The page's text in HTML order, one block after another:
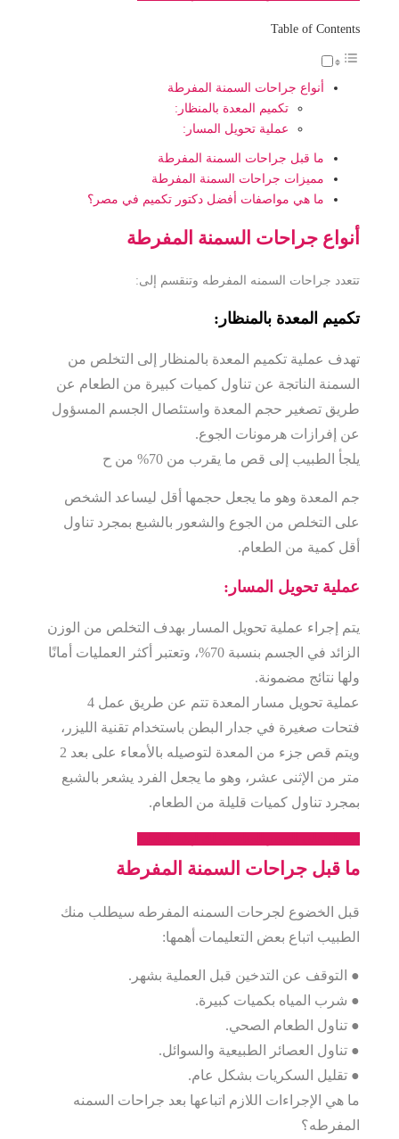
Table of Contents
أنواع جراحات السمنة المفرطة
تكميم المعدة بالمنظار:
عملية تحويل المسار:
ما قبل جراحات السمنة المفرطة
مميزات جراحات السمنة المفرطة
ما هي مواصفات أفضل دكتور تكميم في مصر؟
أنواع جراحات السمنة المفرطة
تتعدد جراحات السمنه المفرطه وتنقسم إلى:
تكميم المعدة بالمنظار:
تهدف عملية تكميم المعدة بالمنظار إلى التخلص من
السمنة الناتجة عن تناول كميات كبيرة من الطعام عن
طريق تصغير حجم المعدة واستئصال الجسم المسؤول
عن إفرازات هرمونات الجوع.
يلجأ الطبيب إلى قص ما يقرب من 70% من ح
جم المعدة وهو ما يجعل حجمها أقل ليساعد الشخص
على التخلص من الجوع والشعور بالشبع بمجرد تناول
أقل كمية من الطعام.
عملية تحويل المسار:
يتم إجراء عملية تحويل المسار بهدف التخلص من الوزن
الزائد في الجسم بنسبة 70%، وتعتبر أكثر العمليات أمانًا
ولها نتائج مضمونة.
عملية تحويل مسار المعدة تتم عن طريق عمل 4
فتحات صغيرة في جدار البطن باستخدام تقنية الليزر،
ويتم قص جزء من المعدة لتوصيله بالأمعاء على بعد 2
متر من الإثنى عشر، وهو ما يجعل الفرد يشعر بالشبع
بمجرد تناول كميات قليلة من الطعام.
ما قبل جراحات السمنة المفرطة
قبل الخضوع لجرحات السمنه المفرطه سيطلب منك
الطبيب اتباع بعض التعليمات أهمها:
● التوقف عن التدخين قبل العملية بشهر.
● شرب المياه بكميات كبيرة.
● تناول الطعام الصحي.
● تناول العصائر الطبيعية والسوائل.
● تقليل السكريات بشكل عام.
ما هي الإجراءات اللازم اتباعها بعد جراحات السمنه
المفرطه؟